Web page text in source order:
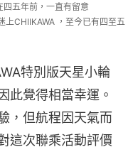
四五年前，一直有留意
上CHIIKAWA ，至今已有四至五
特別版天星小輪
此覺得相當幸運。
，但航程因天氣而
這次聯乘活動評價